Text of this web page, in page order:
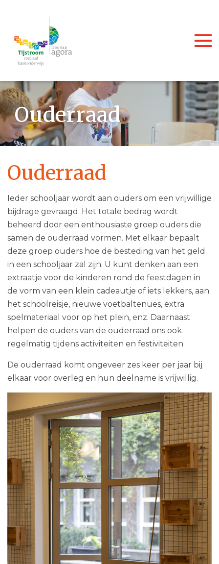
Ouderraad
Ouderraad
Ieder schooljaar wordt aan ouders om een vrijwillige
bijdrage gevraagd. Het totale bedrag wordt
beheerd door een enthousiaste groep ouders die
samen de ouderraad vormen. Met elkaar bepaalt
deze groep ouders hoe de besteding van het geld
in een schooljaar zal zijn. U kunt denken aan een
extraatje voor de kinderen rond de feestdagen in
de vorm van een klein cadeautje of iets lekkers, aan
het schoolreisje, nieuwe voetbaltenues, extra
spelmateriaal voor op het plein, enz. Daarnaast
helpen de ouders van de ouderraad ons ook
regelmatig tijdens activiteiten en festiviteiten.
De ouderraad komt ongeveer zes keer per jaar bij
elkaar voor overleg en hun deelname is vrijwillig.